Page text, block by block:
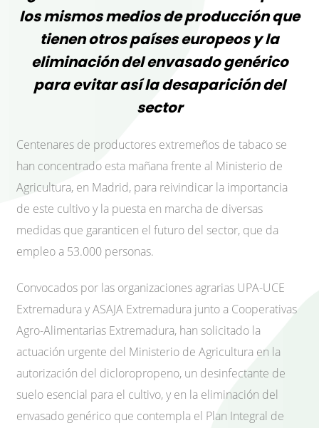
los mismos medios de producción que
tienen otros países europeos y la
eliminación del envasado genérico
para evitar así la desaparición del
sector
Centenares de productores extremeños de tabaco se
han concentrado esta mañana frente al Ministerio de
Agricultura, en Madrid, para reivindicar la importancia
de este cultivo y la puesta en marcha de diversas
medidas que garanticen el futuro del sector, que da
empleo a 53.000 personas.
Convocados por las organizaciones agrarias UPA-UCE
Extremadura y ASAJA Extremadura junto a Cooperativas
Agro-Alimentarias Extremadura, han solicitado la
actuación urgente del Ministerio de Agricultura en la
autorización del dicloropropeno, un desinfectante de
suelo esencial para el cultivo, y en la eliminación del
envasado genérico que contempla el Plan Integral de